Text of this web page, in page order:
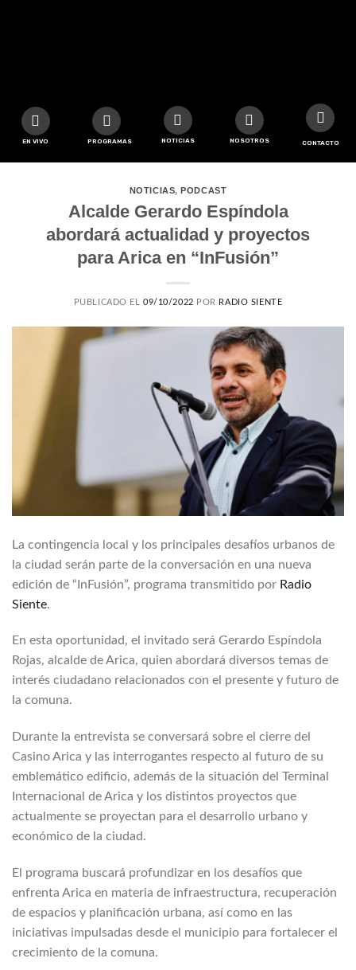
EN VIVO PROGRAMAS NOTICIAS NOSOTROS CONTACTO
NOTICIAS,PODCAST
Alcalde Gerardo Espíndola
abordará actualidad y proyectos
para Arica en “InFusión”
PUBLICADO EL09/10/2022 POR RADIO SIENTE
La contingencia local y los principales desafíos urbanos de
la ciudad serán parte de la conversación en una nueva
edición de “InFusión”, programa transmitido por Radio
Siente.
En esta oportunidad, el invitado será Gerardo Espíndola
Rojas, alcalde de Arica, quien abordará diversos temas de
interés ciudadano relacionados con el presente y futuro de
la comuna.
Durante la entrevista se conversará sobre el cierre del
Casino Arica y las interrogantes respecto al futuro de su
emblemático edificio, además de la situación del Terminal
Internacional de Arica y los distintos proyectos que
actualmente se proyectan para el desarrollo urbano y
económico de la ciudad.
El programa buscará profundizar en los desafíos que
enfrenta Arica en materia de infraestructura, recuperación
de espacios y planificación urbana, así como en las
iniciativas impulsadas desde el municipio para fortalecer el
crecimiento de la comuna.